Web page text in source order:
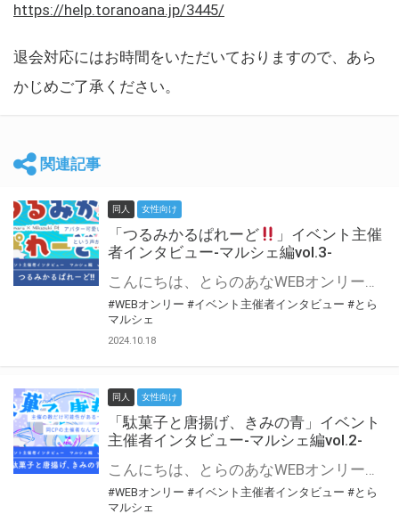
https://help.toranoana.jp/3445/
退会対応にはお時間をいただいておりますので、あら
かじめご了承ください。
関連記事
同人 女性向け
「つるみかるぱれーど
」イベント主催
者インタビュー-マルシェ編vol.3-
こんにちは、とらのあなWEBオンリー運営スタッフです。 新たにお届けする、イベント主催者インタビュー-マルシェ編-は、 とらのあなWEBオンリー「マルシェ」をご利用した主催様に 「マルシェ」を使って開催した感想や心がけをお聞きする企画です。 今回は、WEBオンリー初開催「つるみかるぱれーど
#WEBオンリー #イベント主催者インタビュー #とら
マルシェ
2024.10.18
同人 女性向け
「駄菓子と唐揚げ、きみの青」イベント
主催者インタビュー-マルシェ編vol.2-
こんにちは、とらのあなWEBオンリー運営スタッフです。 新たにお届けする、イベント主催者インタビュー-マルシェ編-は、 とらのあなWEBオンリー「マルシェ」をご利用の主催様に 「マルシェ」を使ってイベントを開催した感想や心がけをお聞きする企画です。 今回は、WEBオンリー初開催「駄菓子と唐揚げ、きみの青」より、 主催のぎこ六屋様にお話を伺いました。 協力：ぎこ六屋様／イベント公式Twitter（@krkgwks） とらのあなWEBオンリー「マルシェ」とは？ WEBオンリーでリアルタイムでコミュニケーションがとれるオンライン会場です。
#WEBオンリー #イベント主催者インタビュー #とら
マルシェ